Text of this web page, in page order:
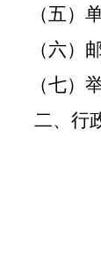
（五）
（六）
（七）
二、行